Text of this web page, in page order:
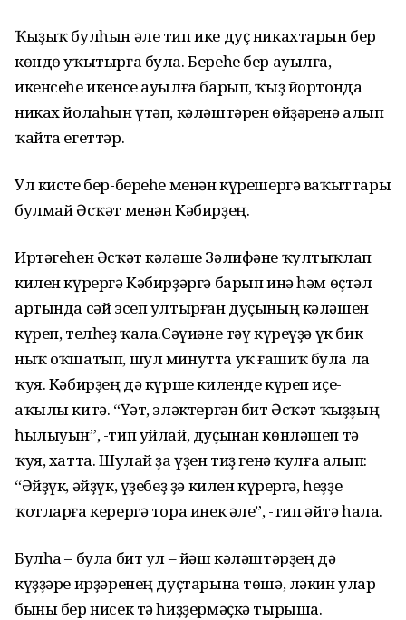
Ҡыҙыҡ булһын әле тип ике дуҫ никахтарын бер
көндө уҡытырға була. Береһе бер ауылға,
икенсеһе икенсе ауылға барып, ҡыҙ йортонда
никах йолаһын үтәп, кәләштәрен өйҙәренә алып
ҡайта егеттәр.
Ул кисте бер-береһе менән күрешергә ваҡыттары
булмай Әсҡәт менән Кәбирҙең.
Иртәгеһен Әсҡәт кәләше Зәлифәне ҡултыҡлап
килен күрергә Кәбирҙәргә барып инә һәм өҫтәл
артында сәй эсеп ултырған дуҫының кәләшен
күреп, телһеҙ ҡала.Сәүиәне тәү күреүҙә үк бик
ныҡ оҡшатып, шул минутта уҡ ғашиҡ була ла
ҡуя. Кәбирҙең дә күрше киленде күреп иҫе-
аҡылы китә. “Үәт, эләктергән бит Әсҡәт ҡыҙҙың
һылыуын”, -тип уйлай, дуҫынан көнләшеп тә
ҡуя, хатта. Шулай ҙа үҙен тиҙ генә ҡулға алып:
“Әйҙүк, әйҙүк, үҙебеҙ ҙә килен күрергә, һеҙҙе
ҡотларға керергә тора инек әле”, -тип әйтә һала.
Булһа – була бит ул – йәш кәләштәрҙең дә
күҙҙәре ирҙәренең дуҫтарына төшә, ләкин улар
быны бер нисек тә һиҙҙермәҫкә тырыша.